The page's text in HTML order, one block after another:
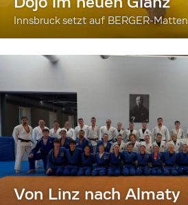
Innsbruck setzt auf BERGER-Matten
Von Linz nach Almaty